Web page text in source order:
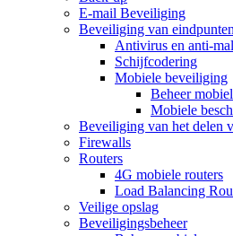
E-mail Beveiliging
Beveiliging van
Antivirus en anti-
Schijfcodering
Mobiele beveiliging
Beheer
Mobiele
Beveiliging van het delen
Firewalls
Routers
4G mobiele routers
Load Balancing
Veilige opslag
Beveiligingsbeheer